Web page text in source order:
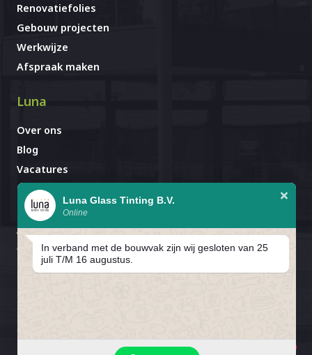
wij gesloten van 25 juli T/M 16
Afspraak al gemaakt?
Avignonlaan 67
5627 GA Eindhoven
CookiebeleidCookievoorkeuren
Renovatiefolies
Gebouw projecten
Werkwijze
Afspraak maken
Luna
Over ons
Blog
Vacatures
Contact
Luna Glass Tinting B.V.
Online
In verband met de bouwvak zijn wij gesloten van 25
juli T/M 16 augustus.